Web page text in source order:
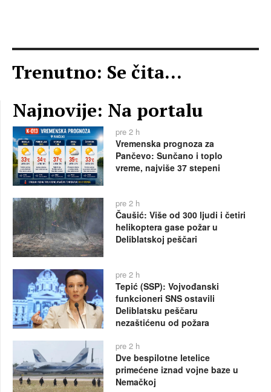
Trenutno: Se čita...
Najnovije: Na portalu
pre 2 h
Vremenska prognoza za
Pančevo: Sunčano i toplo
vreme, najviše 37 stepeni
pre 2 h
Čaušić: Više od 300 ljudi i četiri
helikoptera gase požar u
Deliblatskoj peščari
pre 2 h
Tepić (SSP): Vojvođanski
funkcioneri SNS ostavili
Deliblatsku peščaru
nezaštićenu od požara
pre 2 h
Dve bespilotne letelice
primećene iznad vojne baze u
Nemačkoj